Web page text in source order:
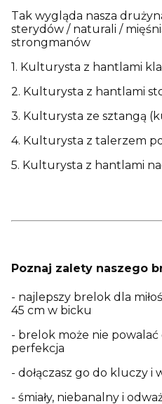
Tak wygląda nasza
sterydów / naturali /
strongmanów
1. Kulturysta z hantlami
2. Kulturysta z hantlami
3. Kulturysta ze sztangą
4. Kulturysta z talerzem
5. Kulturysta z hantlami
Poznaj zalety naszego
- najlepszy brelok dla
45 cm w bicku
- brelok może nie powalać
perfekcja
- dołączasz go do kluczy i
- śmiały, niebanalny i